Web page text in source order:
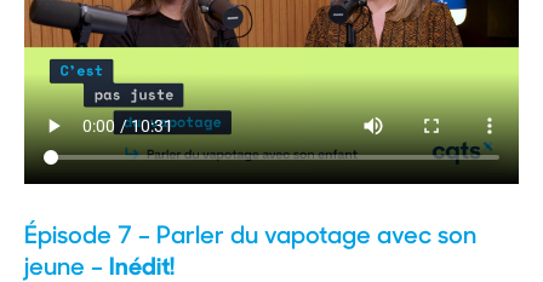
Épisode 7 – Parler du vapotage avec son
jeune – Inédit!